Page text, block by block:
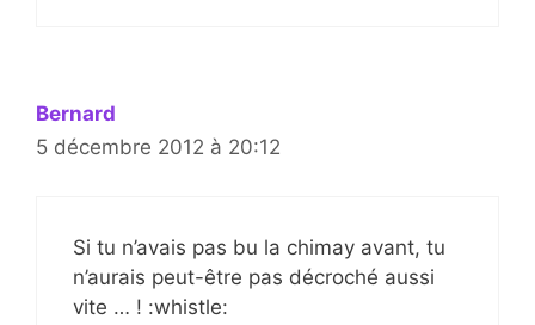
Bernard
5 décembre 2012 à 20:12
Si tu n’avais pas bu la chimay avant, tu
n’aurais peut-être pas décroché aussi
vite … ! :whistle: